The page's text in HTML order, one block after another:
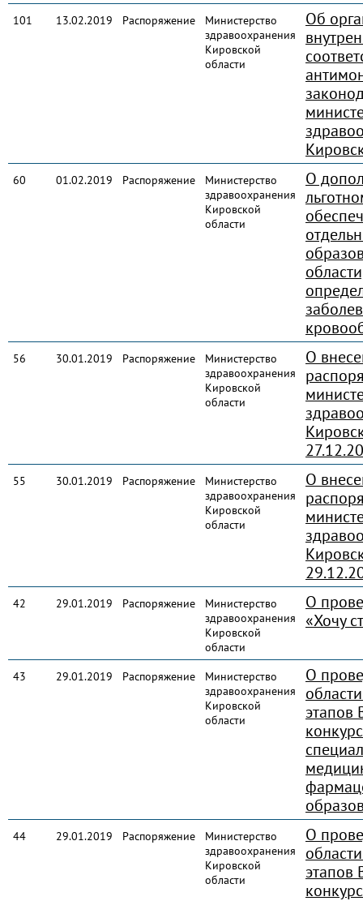
101 13.02.2019 Распоряжение
Министерство
здравоохранения
Кировской
области
Об
60 01.02.2019 Распоряжение
Министерство
здравоохранения
Кировской
области
О
56 30.01.2019 Распоряжение
Министерство
здравоохранения
Кировской
области
О
55 30.01.2019 Распоряжение
Министерство
здравоохранения
Кировской
области
О
42 29.01.2019 Распоряжение
Министерство
здравоохранения
Кировской
области
О
«Хочу
43 29.01.2019 Распоряжение
Министерство
здравоохранения
Кировской
области
О
этапов
44 29.01.2019 Распоряжение
Министерство
здравоохранения
Кировской
области
О
этапов